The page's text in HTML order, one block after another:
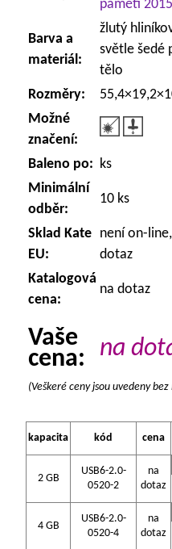
paměti 2015
Barva a
materiál:
žlutý
světle šedé
tělo
Rozměry:
Možné
značení:
Baleno po: ks
Minimální
odběr:
10 ks
Sklad Kate
EU:
není on-
dotaz
Katalogová
cena:
na dotaz
Vaše
cena:
na
(Veškeré ceny jsou uvedeny bez
kapacita kód cena
2 GB
USB6-2.0-
0520-2
na
dotaz
4 GB
USB6-2.0-
0520-4
na
dotaz